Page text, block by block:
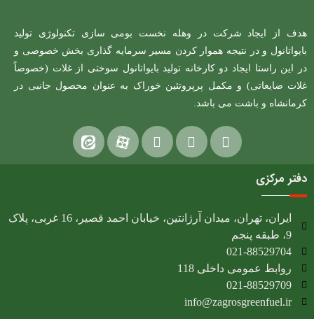
هدف از ایجاد شرکت در وهله نخست بومی سازی تکنولوژی تولید
بایواتانول و در نتیجه هموار کردن مسیر سرمایه گذاری بخش خصوصی و
در این راستا ایجاد دو کارخانه تولید بایواتانول سوختی از غلات (خصوصاً
غلات ضایعاتی) و مکمل پرپروتئین خوراک به عنوان محصول جانبی در
کرمانشاه و باشت می باشد.
دفتر مرکزی
ایران، تهران، میدان آرژانتین، خیابان احمد قصیر، 16 غربی، پلاک
9، طبقه پنجم
021-88529704
روابط عمومی داخلی 118
021-88529709
info@zagrosgreenfuel.ir​